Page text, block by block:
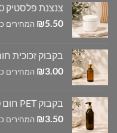
צנצנת פלסטיק 100 מ''ל כולל אטם פנימי
₪5.50 המחירים
בקבוק זכוכית חום 30 מ''ל כולל
₪3.00 המחירים
בקבוק PET חום 300 מ''ל כולל משאבה דמוי עץ
₪3.50 המחירים